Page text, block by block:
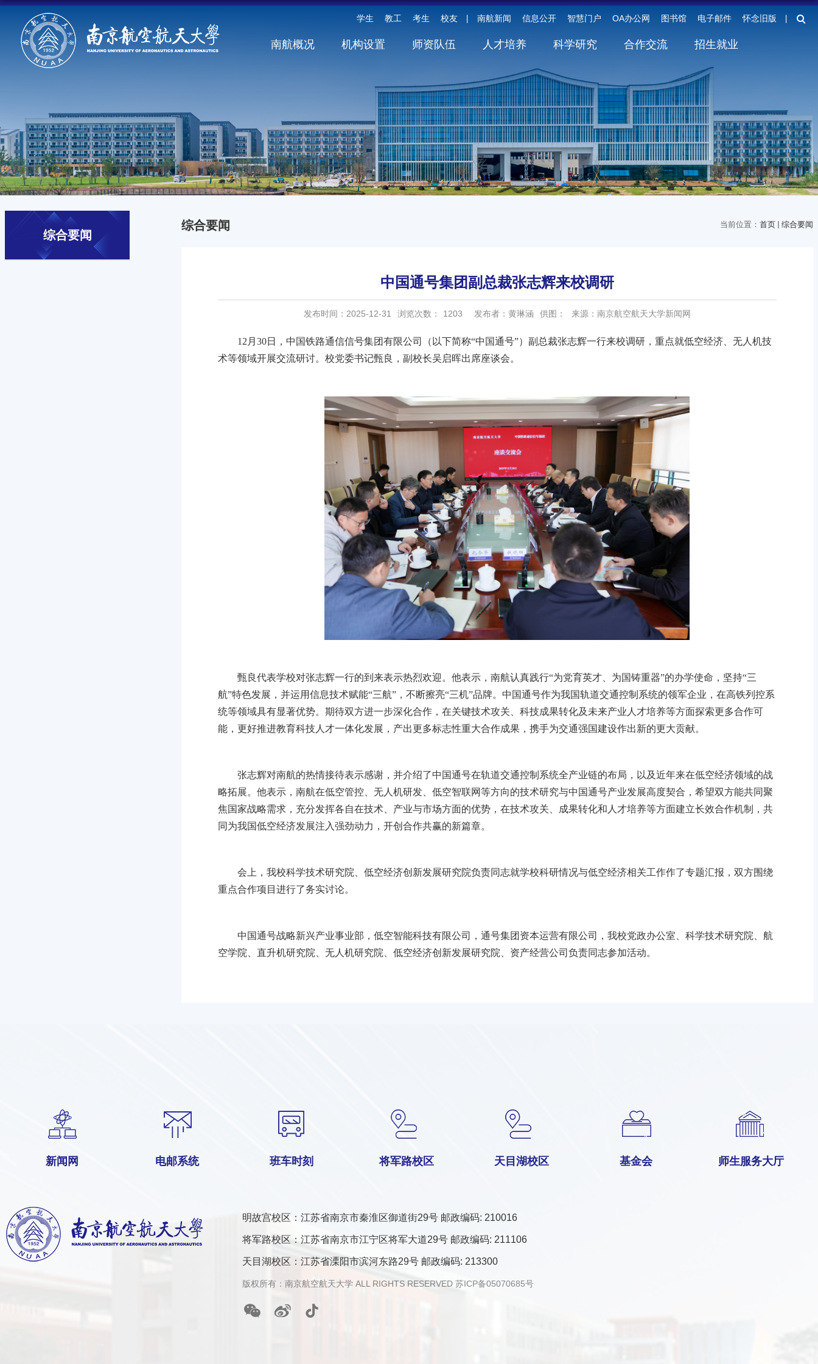
南航新闻 信息公开 智慧门户 OA办公网 图书馆 电子邮件 怀念旧版
学生 教工 考生 校友
南航概况 机构设置 师资队伍 人才培养 科学研究 合作交流 招生就业
综合要闻
当前位置： 首页 综合要闻
综合要闻
中国通号集团副总裁张志辉来校调研
发布时间：2025-12-31 浏览次数： 1203 发布者：黄琳涵 供图： 来源：南京航空航天大学新闻网
12月30日，中国铁路通信信号集团有限公司（以下简称“中国通号”）副总裁张志辉一行来校调研，重点就低空经济、无人机技
术等领域开展交流研讨。校党委书记甄良，副校长吴启晖出席座谈会。
甄良代表学校对张志辉一行的到来表示热烈欢迎。他表示，南航认真践行“为党育英才、为国铸重器”的办学使命，坚持“三
航”特色发展，并运用信息技术赋能“三航”，不断擦亮“三机”品牌。中国通号作为我国轨道交通控制系统的领军企业，在高铁列控系
统等领域具有显著优势。期待双方进一步深化合作，在关键技术攻关、科技成果转化及未来产业人才培养等方面探索更多合作可
能，更好推进教育科技人才一体化发展，产出更多标志性重大合作成果，携手为交通强国建设作出新的更大贡献。
张志辉对南航的热情接待表示感谢，并介绍了中国通号在轨道交通控制系统全产业链的布局，以及近年来在低空经济领域的战
略拓展。他表示，南航在低空管控、无人机研发、低空智联网等方向的技术研究与中国通号产业发展高度契合，希望双方能共同聚
焦国家战略需求，充分发挥各自在技术、产业与市场方面的优势，在技术攻关、成果转化和人才培养等方面建立长效合作机制，共
同为我国低空经济发展注入强劲动力，开创合作共赢的新篇章。
会上，我校科学技术研究院、低空经济创新发展研究院负责同志就学校科研情况与低空经济相关工作作了专题汇报，双方围绕
重点合作项目进行了务实讨论。
中国通号战略新兴产业事业部，低空智能科技有限公司，通号集团资本运营有限公司，我校党政办公室、科学技术研究院、航
空学院、直升机研究院、无人机研究院、低空经济创新发展研究院、资产经营公司负责同志参加活动。
新闻网 电邮系统 班车时刻 将军路校区 天目湖校区 基金会 师生服务大厅
明故宫校区：江苏省南京市秦淮区御道街29号 邮政编码: 210016
将军路校区：江苏省南京市江宁区将军大道29号 邮政编码: 211106
天目湖校区：江苏省溧阳市滨河东路29号 邮政编码: 213300
版权所有：南京航空航天大学 ALL RIGHTS RESERVED 苏ICP备05070685号